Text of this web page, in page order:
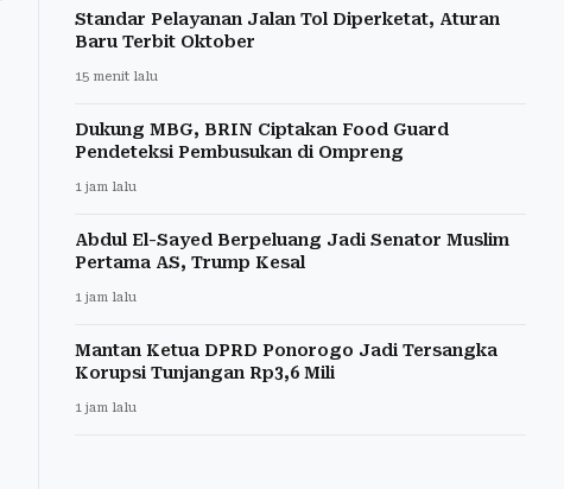
Standar Pelayanan Jalan Tol Diperketat, Aturan
Baru Terbit Oktober
15 menit lalu
Dukung MBG, BRIN Ciptakan Food Guard
Pendeteksi Pembusukan di Ompreng
1 jam lalu
Abdul El-Sayed Berpeluang Jadi Senator Muslim
Pertama AS, Trump Kesal
1 jam lalu
Mantan Ketua DPRD Ponorogo Jadi Tersangka
Korupsi Tunjangan Rp3,6 Mili
1 jam lalu